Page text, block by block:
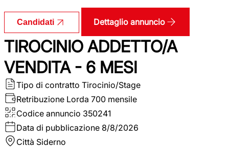
Candidati Dettaglio annuncio
TIROCINIO ADDETTO/A
VENDITA - 6 MESI
Tipo di contratto Tirocinio/Stage
Retribuzione Lorda 700 mensile
Codice annuncio 350241
Data di pubblicazione 8/8/2026
Città Siderno